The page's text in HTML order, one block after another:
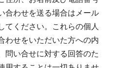
合わせを送る場合はメール
てください。これらの個人
わせをいただいた方への内
問い合せに対する回答のた